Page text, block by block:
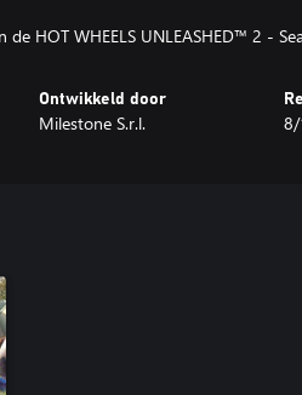
HOT WHEELS UNLEASHED™ 2 -
Ontwikkeld door
Milestone S.r.l.